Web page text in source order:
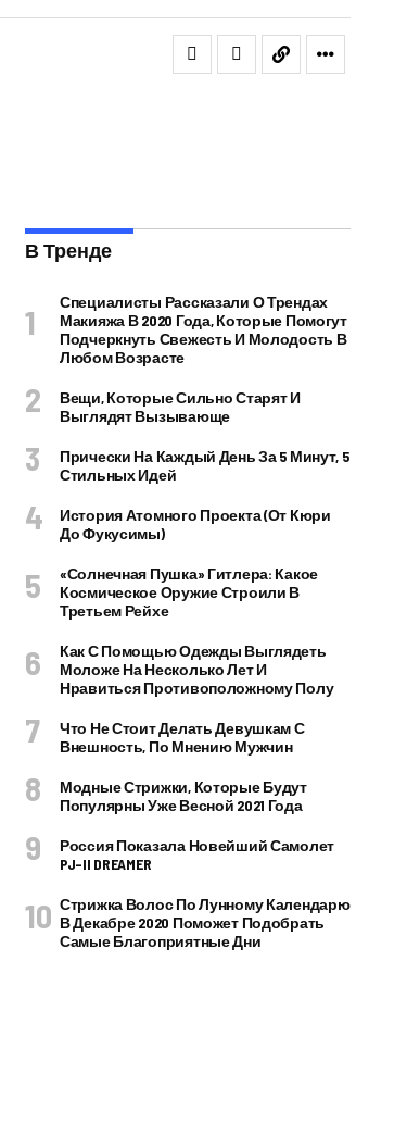
В Тренде
Специалисты Рассказали О Трендах
Макияжа В 2020 Года, Которые Помогут
Подчеркнуть Свежесть И Молодость В
Любом Возрасте
Вещи, Которые Сильно Старят И
Выглядят Вызывающе
Прически На Каждый День За 5 Минут, 5
Стильных Идей
История Атомного Проекта (от Кюри
До Фукусимы)
«Солнечная Пушка» Гитлера: Какое
Космическое Оружие Строили В
Третьем Рейхе
Как С Помощью Одежды Выглядеть
Моложе На Несколько Лет И
Нравиться Противоположному Полу
Что Не Стоит Делать Девушкам С
Внешность, По Мнению Мужчин
Модные Стрижки, Которые Будут
Популярны Уже Весной 2021 Года
Россия Показала Новейший Самолет
PJ–II DREAMER
Стрижка Волос По Лунному Календарю
В Декабре 2020 Поможет Подобрать
Самые Благоприятные Дни